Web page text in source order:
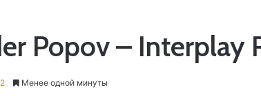
Popov – Interplay
Менее одной минуты